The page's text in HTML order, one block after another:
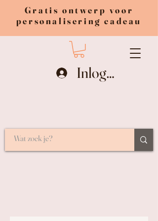
Gratis ontwerp voor
personalisering cadeau
Inloggen